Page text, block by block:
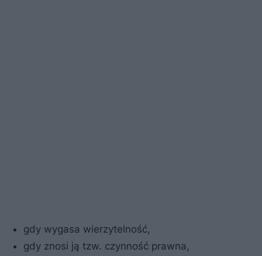
gdy wygasa wierzytelność,
gdy znosi ją tzw. czynność prawna,